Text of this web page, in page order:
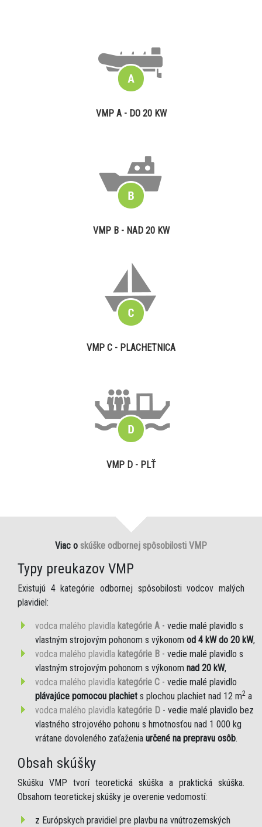
VMP A - DO 20 KW
VMP B - NAD 20 KW
VMP C - PLACHETNICA
VMP D - PLŤ
Viac o skúške odbornej spôsobilosti VMP
Typy preukazov VMP
Existujú 4 kategórie odbornej spôsobilosti vodcov malých
plavidiel:
vodca malého plavidla kategórie A - vedie malé plavidlo s
vlastným strojovým pohonom s výkonom od 4 kW do 20 kW,
vodca malého plavidla kategórie B - vedie malé plavidlo s
vlastným strojovým pohonom s výkonom nad 20 kW,
vodca malého plavidla kategórie C - vedie malé plavidlo
plávajúce pomocou plachiet s plochou plachiet nad 12 m2 a
vodca malého plavidla kategórie D - vedie malé plavidlo bez
vlastného strojového pohonu s hmotnosťou nad 1 000 kg
vrátane dovoleného zaťaženia určené na prepravu osôb.
Obsah skúšky
Skúšku VMP tvorí teoretická skúška a praktická skúška.
Obsahom teoretickej skúšky je overenie vedomostí:
z Európskych pravidiel pre plavbu na vnútrozemských